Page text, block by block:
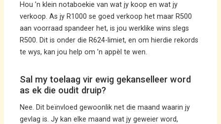
Hou ’n klein notaboekie van wat jy koop en wat jy
verkoop. As jy R1000 se goed verkoop het maar R500
aan voorraad spandeer het, is jou werklike wins slegs
R500. Dit is onder die R624-limiet, en om hierdie rekords
te wys, kan jou help om ’n appèl te wen.
Sal my toelaag vir ewig gekanselleer word
as ek die oudit druip?
Nee. Dit beïnvloed gewoonlik net die maand waarin jy
gevlag is. Jy kan elke maand wat jy geweier word,